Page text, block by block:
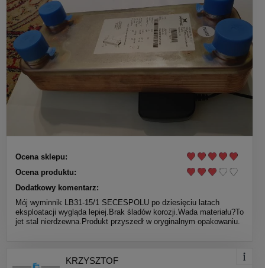
Ocena sklepu:
Ocena produktu:
Dodatkowy komentarz:
Mój wyminnik LB31-15/1 SECESPOLU po dziesięciu latach
eksploatacji wygląda lepiej.Brak śladów korozji.Wada materiału?To
jet stal nierdzewna.Produkt przyszedł w oryginalnym opakowaniu.
KRZYSZTOF